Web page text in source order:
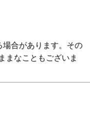
合があります。その
まなこともございま